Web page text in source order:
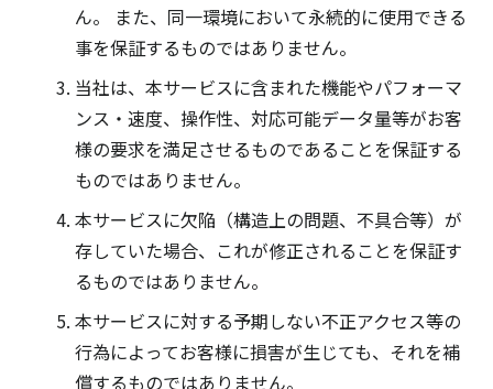
ん。 また、同一環境において永続的に使用できる
事を保証するものではありません。
当社は、本サービスに含まれた機能やパフォーマ
ンス・速度、操作性、対応可能データ量等がお客
様の要求を満足させるものであることを保証する
ものではありません。
本サービスに欠陥（構造上の問題、不具合等）が
存していた場合、これが修正されることを保証す
るものではありません。
本サービスに対する予期しない不正アクセス等の
行為によってお客様に損害が生じても、それを補
償するものではありません。